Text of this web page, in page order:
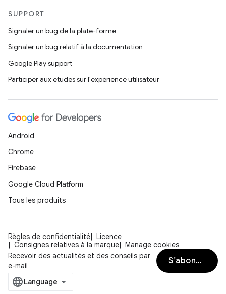
SUPPORT
Signaler un bug de la plate-forme
Signaler un bug relatif à la documentation
Google Play support
Participer aux études sur l'expérience utilisateur
Android
Chrome
Firebase
Google Cloud Platform
Tous les produits
Règles de confidentialité
Licence
Consignes relatives à la marque
Manage cookies
Recevoir des actualités et des conseils par
e-mail
S’abonner